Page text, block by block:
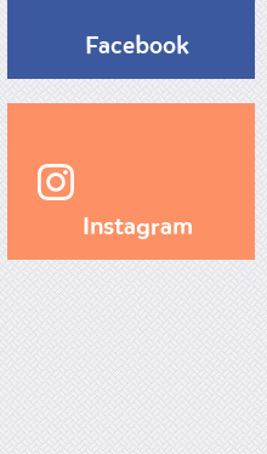
Facebook
Instagram